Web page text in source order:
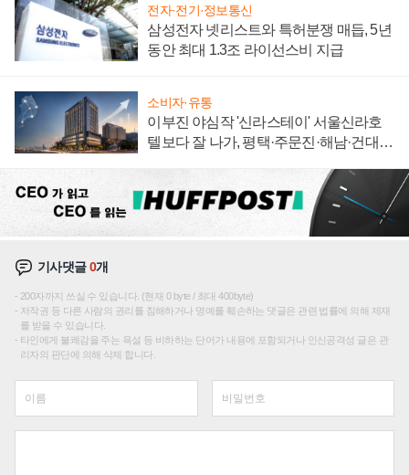
전자·전기·정보통신
삼성전자 넷리스트와 특허분쟁 매듭, 5년
동안 최대 1.3조 라이선스비 지급
소비자·유통
이부진 야심작 '신라스테이' 서울신라호
텔보다 잘 나가, 평택·주문진·해남·건대로
기사댓글0개
200자까지 쓰실 수 있습니다. (현재 0 byte / 최대 400byte)
저작권 등 다른 사람의 권리를 침해하거나 명예를 훼손하는 댓글은 관련 법률에 의해 제재
를 받을 수 있습니다.
타인에게 불쾌감을 주는 욕설 등 비하하는 단어가 내용에 포함되거나 인신공격성 글은 관
리자의 판단에 의해 삭제 합니다.